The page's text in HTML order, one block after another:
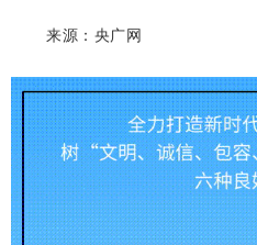
来源： 央广网